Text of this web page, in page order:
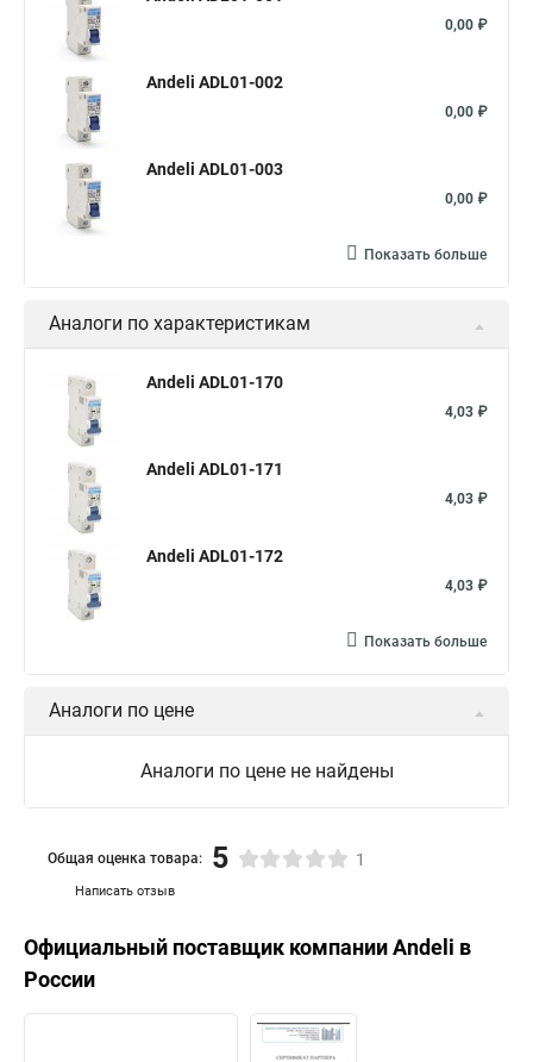
0,00 ₽
Andeli ADL01-002
0,00 ₽
Andeli ADL01-003
0,00 ₽
Показать больше
Аналоги по характеристикам
Andeli ADL01-170
4,03 ₽
Andeli ADL01-171
4,03 ₽
Andeli ADL01-172
4,03 ₽
Показать больше
Аналоги по цене
Аналоги по цене не найдены
Написать отзыв
Общая оценка товара: 5 1
Официальный поставщик компанииAndeli в
России